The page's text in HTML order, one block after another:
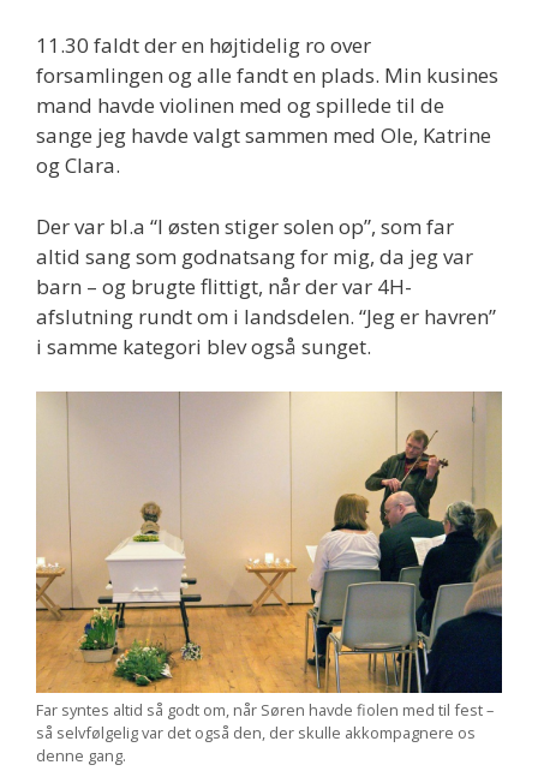
11.30 faldt der en højtidelig ro over
forsamlingen og alle fandt en plads. Min kusines
mand havde violinen med og spillede til de
sange jeg havde valgt sammen med Ole, Katrine
og Clara.
Der var bl.a “I østen stiger solen op”, som far
altid sang som godnatsang for mig, da jeg var
barn – og brugte flittigt, når der var 4H-
afslutning rundt om i landsdelen. “Jeg er havren”
i samme kategori blev også sunget.
Far syntes altid så godt om, når Søren havde fiolen med til fest –
så selvfølgelig var det også den, der skulle akkompagnere os
denne gang.